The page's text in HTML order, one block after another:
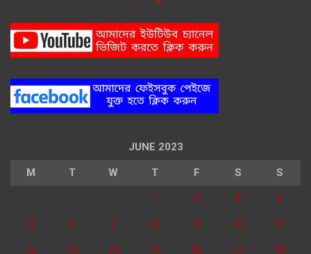
JUNE 2023
M T W T F S S
1 2 3 4
5 6 7 8 9 10 11
12 13 14 15 16 17 18